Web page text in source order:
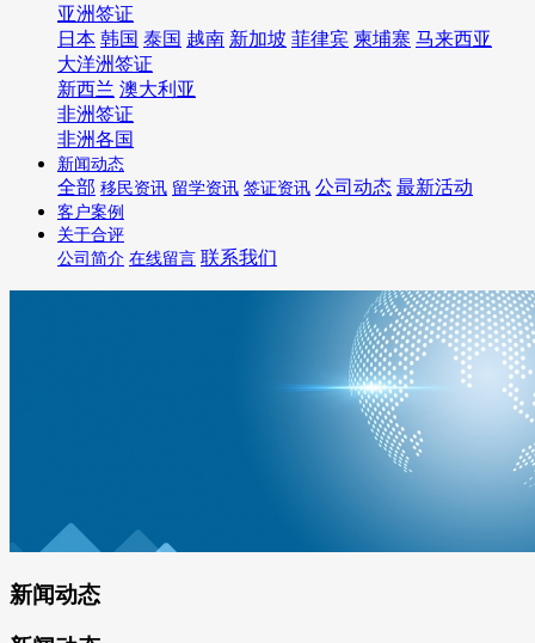
亚洲签证
日本 韩国 泰国 越南 新加坡 菲律宾 柬埔寨 马来西亚
大洋洲签证
新西兰 澳大利亚
非洲签证
非洲各国
新闻动态
全部 移民资讯 留学资讯 签证资讯 公司动态 最新活动
客户案例
关于合评
公司简介 在线留言 联系我们
新闻动态